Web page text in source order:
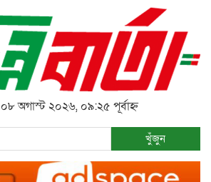
০৮ অগাস্ট ২০২৬, ০৯:২৫ পূর্বাহ্ন
খুঁজুন